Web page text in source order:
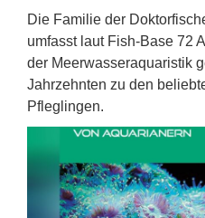
Die Familie der
umfasst laut Fish-Base 72
der Meerwasseraquaristik
Jahrzehnten zu den
Pfleglingen.